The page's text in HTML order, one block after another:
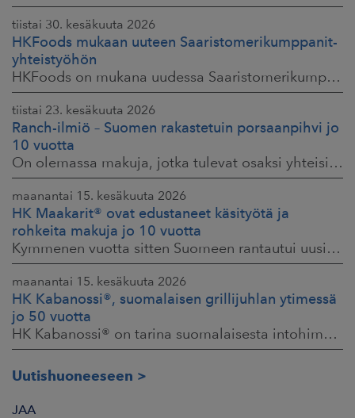
tiistai 30. kesäkuuta 2026
HKFoods mukaan uuteen Saaristomerikumppanit-
yhteistyöhön
HKFoods on mukana uudessa Saaristomerikumppanit-hankkeessa, joka kokoaa yhteen elintarviketeollisuuden, kaupan, maataloustuottajat ja asiantuntijat. Tavoitteena
tiistai 23. kesäkuuta 2026
Ranch-ilmiö – Suomen rakastetuin porsaanpihvi jo
10 vuotta
On olemassa makuja, jotka tulevat osaksi yhteisiä ruokahetkiä ja -muistoja. HK® Viljaporsaan fileepihvi Ranch on juuri sellainen. Klassikko, joka on hallinnut
maanantai 15. kesäkuuta 2026
HK Maakarit® ovat edustaneet käsityötä ja
rohkeita makuja jo 10 vuotta
Kymmenen vuotta sitten Suomeen rantautui uusi ilmiö: artesaanihenkisyys. Pienpanimoiden ja käsityöläistuotteiden nostaessa päätään HKFoodsilla tunnistettiin,
maanantai 15. kesäkuuta 2026
HK Kabanossi®, suomalaisen grillijuhlan ytimessä
jo 50 vuotta
HK Kabanossi® on tarina suomalaisesta intohimosta, innovaatiosta ja yhteisistä hetkistä grillin äärellä. Se on legenda, joka ei alkanut suurista strategioista,
Uutishuoneeseen
JAA